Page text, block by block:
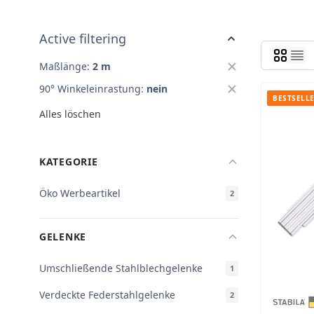
Active filtering
Maßlänge: 2 m
90° Winkeleinrastung: nein
Alles löschen
KATEGORIE
Öko Werbeartikel 2
GELENKE
Umschließende Stahlblechgelenke 1
Verdeckte Federstahlgelenke 2